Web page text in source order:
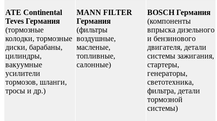
ATE Continental
Teves Германия
(тормозные
колодки, тормозные
диски, барабаны,
цилиндры,
вакуумные
усилители
тормозов, шланги,
тросы и др.)
MANN FILTER
Германия
(фильтры
воздушные,
масленые,
топливные,
салонные)
BOSCH Германия
(компоненты
впрыска дизельного
и бензинового
двигателя, детали
системы зажигания,
стартеры,
генераторы,
светотехника,
фильтра, детали
тормозной
системы)